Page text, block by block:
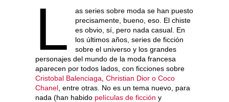
L
as series sobre moda se han puesto
precisamente, bueno, eso. El chiste
es obvio, sí, pero nada casual. En
los últimos años, series de ficción
sobre el universo y los grandes
personajes del mundo de la moda francesa
aparecen por todos lados, con ficciones sobre
Cristobal Balenciaga Christian Dior o Coco
Chanel , entre otras. No es un tema nuevo, para
nada (han habido películas de ficción y